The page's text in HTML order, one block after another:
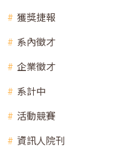
獲獎捷報
系內徵才
企業徵才
系計中
活動競賽
資訊人院刊